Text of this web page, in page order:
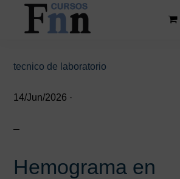
Saltar
contenido
Saltar
lateral
tecnico de laboratorio
14/Jun/2026 ·
Hemograma en